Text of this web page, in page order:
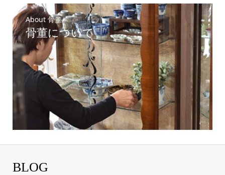
About 骨董
骨董について
BLOG